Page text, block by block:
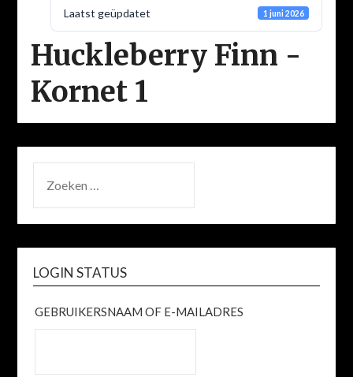
Laatst geüpdatet 1 juni 2026
Huckleberry Finn -
Kornet 1
NAAR:
LOGIN STATUS
GEBRUIKERSNAAM OF E-MAILADRES